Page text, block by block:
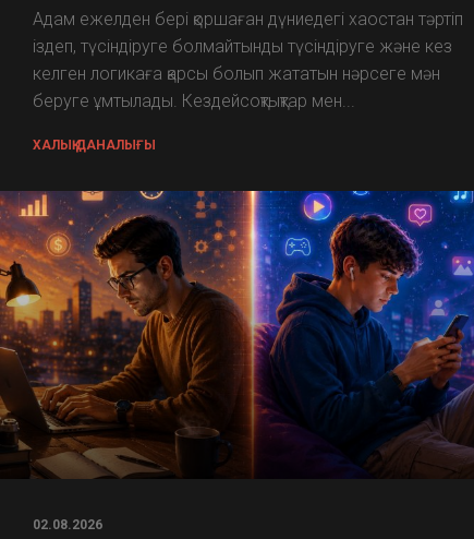
Адам ежелден бері қоршаған дүниедегі хаостан тәртіп
іздеп, түсіндіруге болмайтынды түсіндіруге және кез
келген логикаға қарсы болып жататын нәрсеге мән
беруге ұмтылады. Кездейсоқтықтар мен...
ХАЛЫҚ ДАНАЛЫҒЫ
02.08.2026